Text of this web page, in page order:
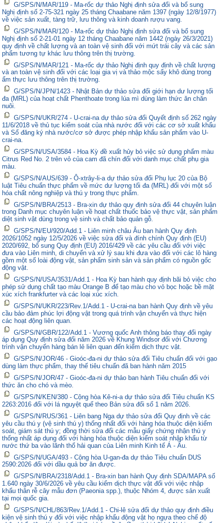
G/SPS/N/MAR/119 - Ma-rốc dự thảo Nghị định sửa đổi và bổ sung
Nghị định số 2-75-321 ngày 25 tháng Chaabane năm 1397 (ngày 12/8/1977)
về việc sản xuất, tàng trữ, lưu thông và kinh doanh rượu vang.
G/SPS/N/MAR/120 - Ma-rốc dự thảo Nghị định sửa đổi và bổ sung
Nghị định số 2-21-01 ngày 12 tháng Chaabane năm 1442 (ngày 26/3/2021)
quy định về chất lượng và an toàn vệ sinh đối với mứt trái cây và các sản
phẩm tương tự khác lưu thông trên thị trường.
G/SPS/N/MAR/121 - Ma-rốc dự thảo Nghị định quy định về chất lượng
và an toàn vệ sinh đối với các loại gia vị và thảo mộc sấy khô dùng trong
ẩm thực lưu thông trên thị trường.
G/SPS/N/JPN/1423 - Nhật Bản dự thảo sửa đổi giới hạn dư lượng tối
đa (MRL) của hoạt chất Phenthoate trong lúa mì dùng làm thức ăn chăn
nuôi.
G/SPS/N/UKR/274 - U-crai-na dự thảo sửa đổi Quyết định số 262 ngày
11/6/2018 về thủ tục kiểm soát của nhà nước đối với các cơ sở xuất khẩu
và Sổ đăng ký nhà nước/cơ sở được phép nhập khẩu sản phẩm vào U-
crai-na.
G/SPS/N/USA/3584 - Hoa Kỳ đề xuất hủy bỏ việc sử dụng phẩm màu
Citrus Red No. 2 trên vỏ của cam đã chín đối với danh mục chất phụ gia
màu.
G/SPS/N/AUS/639 - Ô-xtrây-li-a dự thảo sửa đổi Phụ lục 20 của Bộ
luật Tiêu chuẩn thực phẩm về mức dư lượng tối đa (MRL) đối với một số
hóa chất nông nghiệp và thú y trong thực phẩm.
G/SPS/N/BRA/2513 - Bra-xin dự thảo quy định sửa đổi 44 chuyên luận
trong Danh mục chuyên luận về hoạt chất thuốc bảo vệ thực vật, sản phẩm
diệt sinh vật dùng trong vệ sinh và chất bảo quản gỗ.
G/SPS/N/EU/920/Add.1 - Liên minh châu Âu ban hành Quy định
2026/1052 ngày 12/5/2026 về việc sửa đổi và đính chính Quy định (EU)
2020/692, bổ sung Quy định (EU) 2016/429 về các yêu cầu đối với việc
đưa vào Liên minh, di chuyển và xử lý sau khi đưa vào đối với các lô hàng
gồm một số loài động vật, sản phẩm sinh sản và sản phẩm có nguồn gốc
động vật.
G/SPS/N/USA/3531/Add.1 - Hoa Kỳ ban hành quy định bãi bỏ việc cho
phép sử dụng chất tạo màu Orange B để tạo màu cho vỏ bọc hoặc bề mặt
xúc xích frankfurter và các loại xúc xích.
G/SPS/N/UKR/223/Rev.1/Add.1 - U-crai-na ban hành Quy định về yêu
cầu bảo đảm phúc lợi động vật trong quá trình vận chuyển và thực hiện
các hoạt động liên quan.
G/SPS/N/GBR/122/Add.1 - Vương quốc Anh thông báo thay đổi ngày
áp dụng Quy định sửa đổi năm 2026 về Khung Windsor đối với Chương
trình vận chuyển hàng bán lẻ liên quan đến kiểm dịch thực vật.
G/SPS/N/JOR/46 - Gioóc-đa-ni dự thảo sửa đổi Tiêu chuẩn đối với gạo
dùng làm thực phẩm, thay thế tiêu chuẩn đã ban hành năm 2015
G/SPS/N/JOR/47 - Gioóc-đa-ni dự thảo ban hành Tiêu chuẩn đối với
thức ăn cho chó và mèo.
G/SPS/N/KEN/380 - Cộng hòa Kê-ni-a dự thảo sửa đổi Tiêu chuẩn KS
2263:2016 đối với lá nguyệt quế theo Bản sửa đổi số 1 năm 2026.
G/SPS/N/RUS/361 - Liên bang Nga dự thảo sửa đổi Quy định về các
yêu cầu thú y (vệ sinh thú y) thống nhất đối với hàng hóa thuộc diện kiểm
soát, giám sát thú y; đồng thời sửa đổi các mẫu giấy chứng nhận thú y
thống nhất áp dụng đối với hàng hóa thuộc diện kiểm soát nhập khẩu từ
nước thứ ba vào lãnh thổ hải quan của Liên minh Kinh tế Á - Âu.
G/SPS/N/UGA/493 - Cộng hòa U-gan-đa dự thảo Tiêu chuẩn DUS
2590:2026 đối với dầu quả bơ ăn được.
G/SPS/N/BRA/2318/Add.1 - Bra-xin ban hành Quy định SDA/MAPA số
1.640 ngày 30/6/2026 về yêu cầu kiểm dịch thực vật đối với việc nhập
khẩu thân rễ cây mẫu đơn (Paeonia spp.), thuộc Nhóm 4, được sản xuất
tại mọi quốc gia.
G/SPS/N/CHL/863/Rev.1/Add.1 - Chi-lê sửa đổi dự thảo quy định điều
kiện vệ sinh thú y đối với việc nhập khẩu động vật họ ngựa theo chế độ